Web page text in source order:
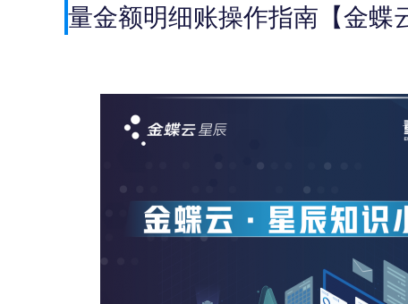
量金额明细账操作指南【金蝶